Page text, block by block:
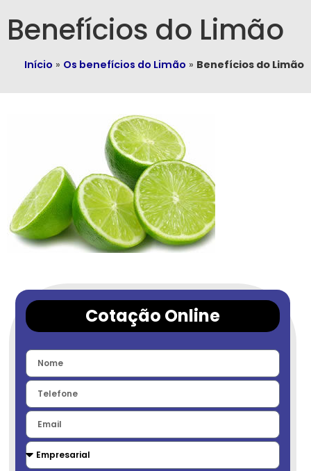
Benefícios do Limão
Início » Os benefícios do Limão » Benefícios do Limão
Cotação Online